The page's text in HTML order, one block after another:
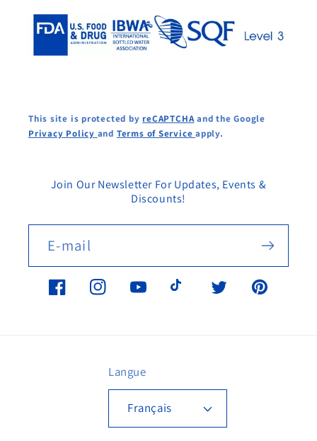
This site is protected byreCAPTCHAand the Google
Privacy Policy and Terms of Serviceapply.
Join Our Newsletter For Updates, Events &
Discounts!
E-mail
FacebookInstagramYouTubeTikTok Twitter Pinterest
Langue
Français